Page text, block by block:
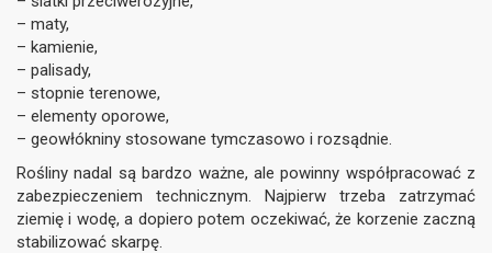
– maty,
– kamienie,
– palisady,
– stopnie terenowe,
– elementy oporowe,
– geowłókniny stosowane tymczasowo i rozsądnie.
Rośliny nadal są bardzo ważne, ale powinny współpracować z
zabezpieczeniem technicznym. Najpierw trzeba zatrzymać
ziemię i wodę, a dopiero potem oczekiwać, że korzenie zaczną
stabilizować skarpę.